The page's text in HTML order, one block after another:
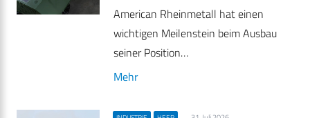
American Rheinmetall hat einen
wichtigen Meilenstein beim Ausbau
seiner Position…
Mehr